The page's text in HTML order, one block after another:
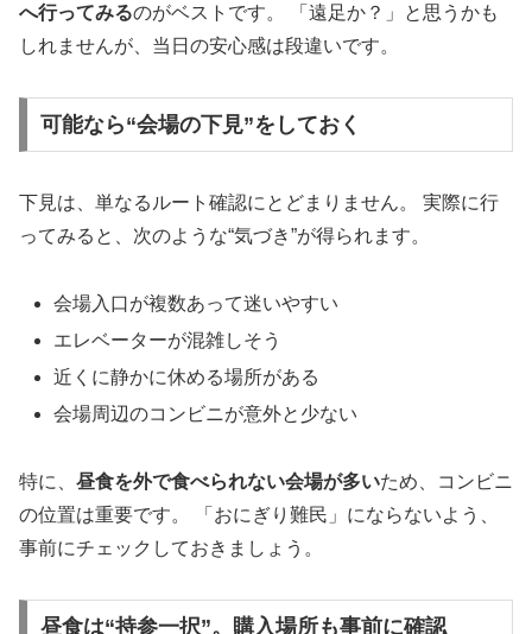
へ行ってみるのがベストです。 「遠足か？」と思うかも
しれませんが、当日の安心感は段違いです。
可能なら“会場の下見”をしておく
下見は、単なるルート確認にとどまりません。 実際に行
ってみると、次のような“気づき”が得られます。
会場入口が複数あって迷いやすい
エレベーターが混雑しそう
近くに静かに休める場所がある
会場周辺のコンビニが意外と少ない
特に、 昼食を外で食べられない会場が多いため、コンビニ
の位置は重要です。 「おにぎり難民」にならないよう、
事前にチェックしておきましょう。
昼食は“持参一択”。購入場所も事前に確認